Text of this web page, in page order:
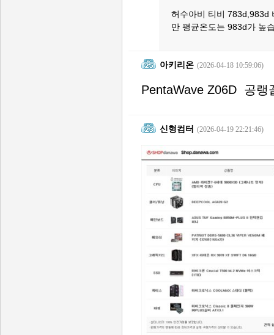
허수아비 티비 783d,983d
만 평균온도는 983d가 높
아키리온 (2026-04-18 10:59:06)
PentaWave Z06D 공랭
신형컴터 (2026-04-19 22:21:46)